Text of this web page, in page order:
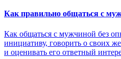
Как правильно общаться с
Как общаться с мужчиной без
инициативу, говорить о своих
и оценивать его ответный